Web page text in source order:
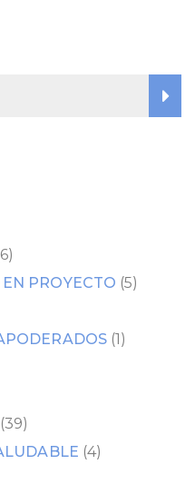
PROYECTO (5)
(1)
(4)